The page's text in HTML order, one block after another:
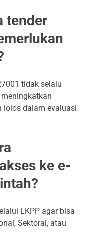
tender
tidak selalu
lolos dalam evaluasi
ke e-
LKPP agar bisa
Sektoral, atau